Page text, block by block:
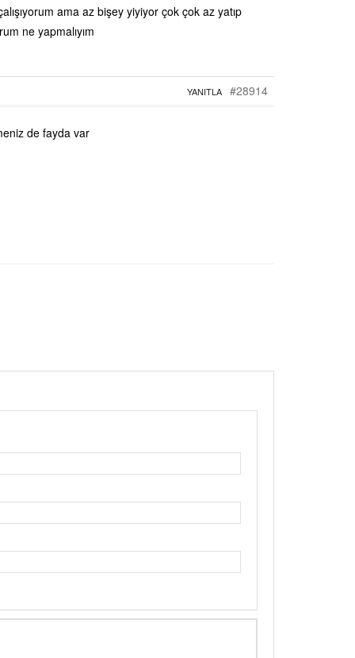
ama az bişey yiyiyor çok çok az yatıp
ne yapmalıyım
#28914
YANITLA
de fayda var